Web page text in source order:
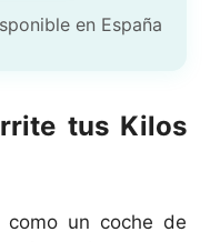
en España
tus Kilos
como un coche de